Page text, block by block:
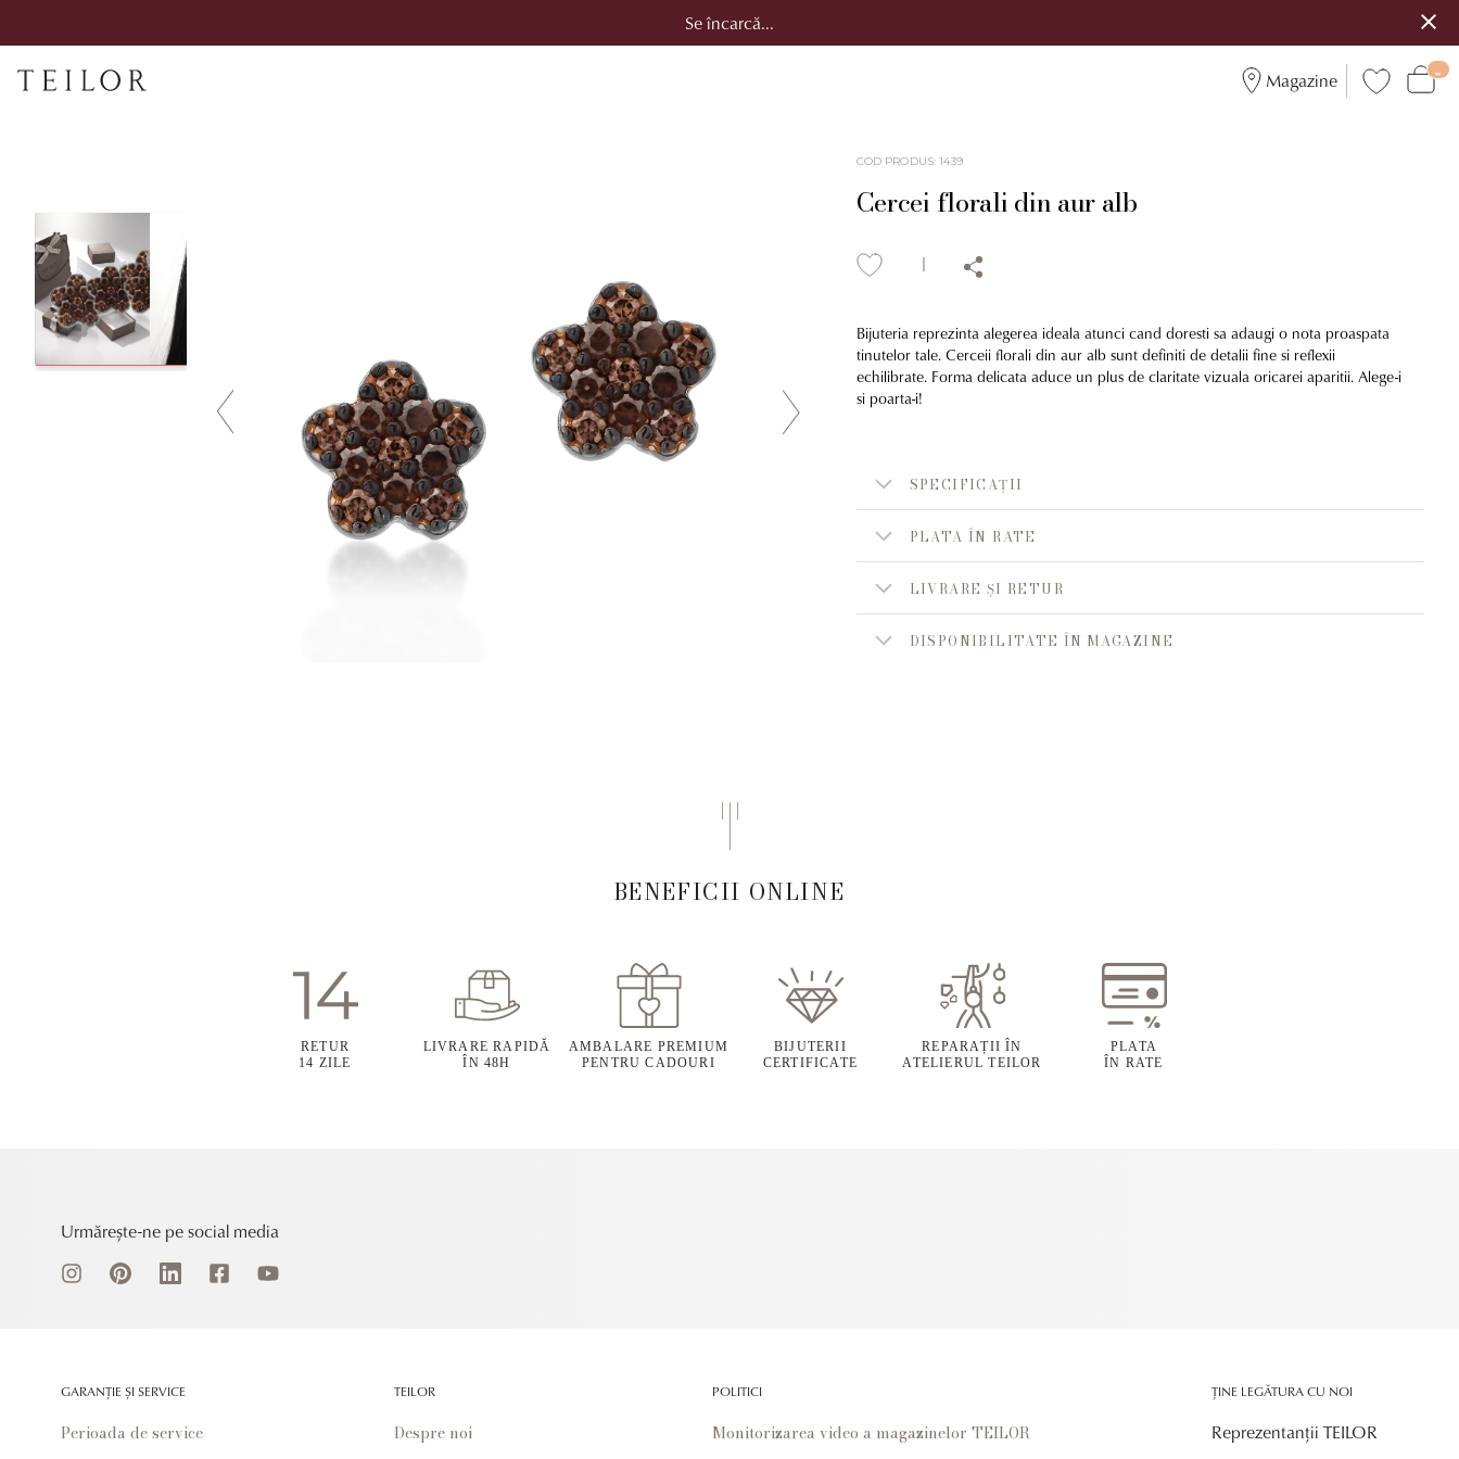
Se încarcă...
Magazine
COD PRODUS:1439
Cercei florali din aur alb
Bijuteria reprezinta alegerea ideala atunci cand doresti sa adaugi o nota proaspata
tinutelor tale. Cerceii florali din aur alb sunt definiti de detalii fine si reflexii
echilibrate. Forma delicata aduce un plus de claritate vizuala oricarei aparitii. Alege-i
si poarta-i!
SPECIFICAȚII
PLATA ÎN RATE
LIVRARE ȘI RETUR
DISPONIBILITATE ÎN MAGAZINE
BENEFICII ONLINE
RETUR
14 ZILE
LIVRARE RAPIDĂ
ÎN 48H
AMBALARE PREMIUM
PENTRU CADOURI
BIJUTERII
CERTIFICATE
REPARAȚII ÎN
ATELIERUL TEILOR
PLATA
ÎN RATE
Urmărește-ne pe social media
GARANȚIE ȘI SERVICE
Perioada de service
TEILOR
Despre noi
POLITICI
Monitorizarea video a magazinelor TEILOR
ȚINE LEGĂTURA CU NOI
Reprezentanții TEILOR